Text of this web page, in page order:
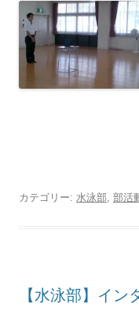
カテゴリー: 水泳部 部活
【水泳部】イン